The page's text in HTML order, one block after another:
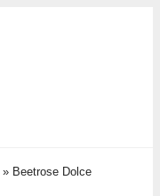
» Beetrose Dolce